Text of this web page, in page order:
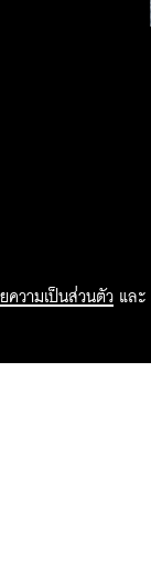
ความเป็นส่วนตัว และ